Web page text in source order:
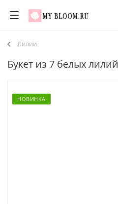
Лилии
Букет из 7 белых лилий
НОВИНКА